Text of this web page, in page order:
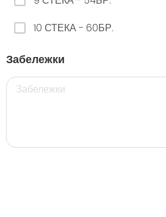
32. Розова Стек 12бр. - 500мл.
10 СТЕКА - 60БР.
Забележки